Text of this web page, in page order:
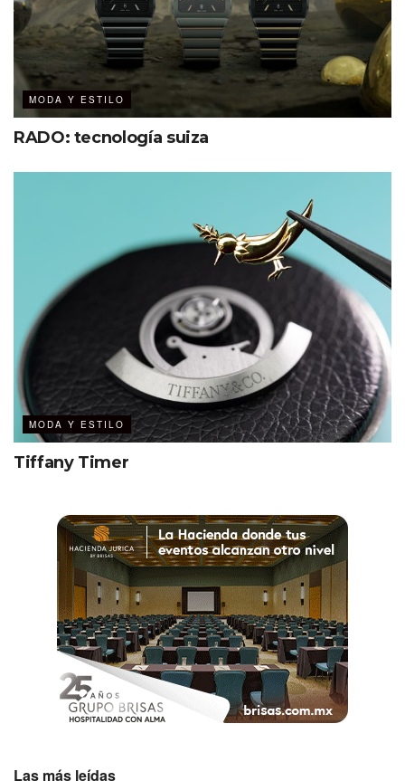
MODA Y ESTILO
RADO: tecnología suiza
MODA Y ESTILO
Tiffany Timer
Las más leídas